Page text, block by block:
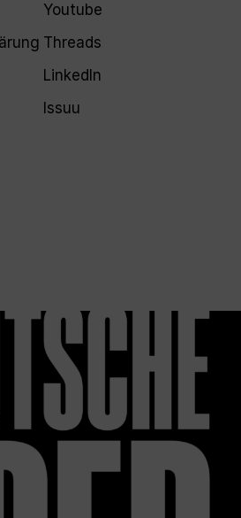
Youtube
Threads
LinkedIn
Issuu